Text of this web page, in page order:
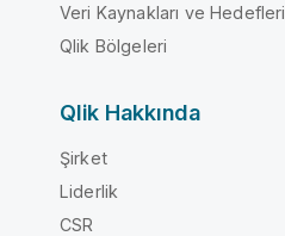
Veri Kaynakları ve Hedefleri
Qlik Bölgeleri
Qlik Hakkında
Şirket
Liderlik
CSR